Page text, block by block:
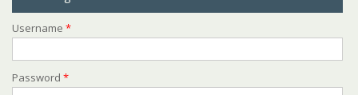
Username *
Password *